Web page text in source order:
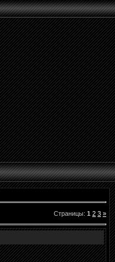
Страницы: 1 2 3 »